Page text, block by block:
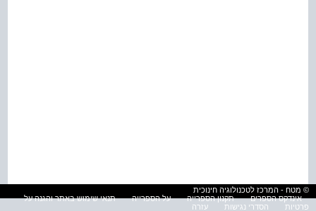
© מטח - המרכז לטכנולוגיה חינוכית
אינדקס הספרים
תקנון הספרייה על הספרייה
תנאי שימוש באתר והגנה על
פרטיות
הסדרי נגישות עזרה